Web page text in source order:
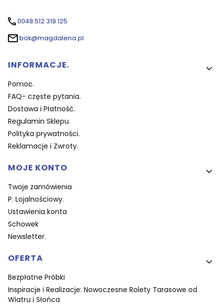
0048 512 319 125
bok@magdalena.pl
Linki w stopce
INFORMACJE.
Pomoc.
FAQ- częste pytania.
Dostawa i Płatność.
Regulamin Sklepu.
Polityka prywatności.
Reklamacje i Zwroty.
MOJE KONTO
Twoje zamówienia
P. Lojalnościowy.
Ustawienia konta
Schowek
Newsletter.
OFERTA
Bezpłatne Próbki
Inspiracje i Realizacje: Nowoczesne Rolety Tarasowe od
Wiatru i Słońca